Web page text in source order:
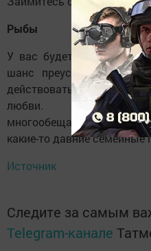
Рыбы
У вас будет
шанс преуспеть в
действовать нужно
любви. Возможны
многообещающие
какие-то давние
Источник
Следите за самым
Telegram-канале